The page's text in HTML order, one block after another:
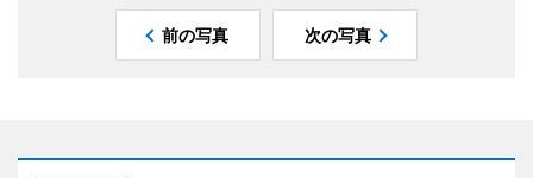
前の写真 次の写真